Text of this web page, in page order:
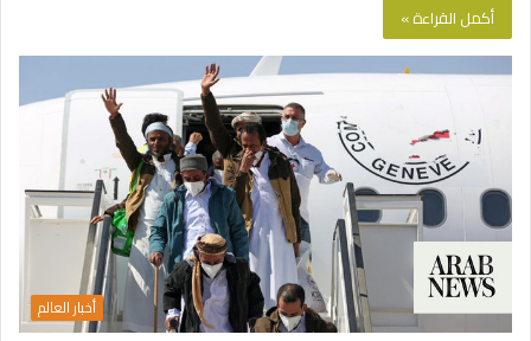
أكمل القراءة »
أخبار العالم